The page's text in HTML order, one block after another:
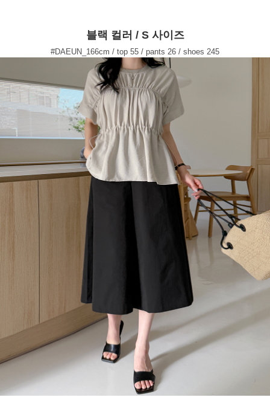
블랙 컬러 / S 사이즈
#DAEUN_166cm / top 55 / pants 26 / shoes 245